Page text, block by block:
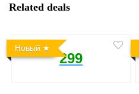
Related deals
Новый
299